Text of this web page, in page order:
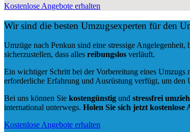
Kostenlose Angebote erhalten
Wir sind die besten Umzugsexperten für den
Umzüge nach Penkun sind eine stressige
sicherzustellen, dass alles reibungslos verläuft.
Ein wichtiger Schritt bei der Vorbereitung eines Umzugs
erforderliche Erfahrung und Ausrüstung verfügt, um den
Bei uns können Sie kostengünstig und stressfrei
international unterwegs. Holen Sie sich jetzt kostenlose
Kostenlose Angebote erhalten